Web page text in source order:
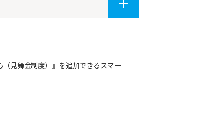
見舞金制度）』を追加できるスマー